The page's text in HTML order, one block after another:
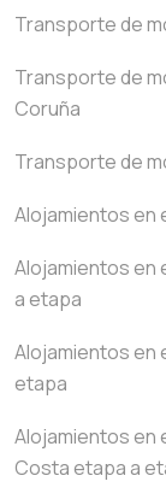
Transporte de
Transporte de
Coruña
Transporte de
Alojamientos en
Alojamientos en
a etapa
Alojamientos en
etapa
Alojamientos en
Costa etapa a